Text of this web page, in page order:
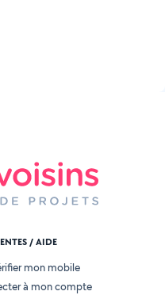
/ AIDE
mon mobile
à mon compte